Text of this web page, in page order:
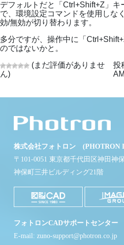
デフォルトだと「Ctrl+Shift+Z」
で、環境設定コマンドを使用しな
効/無効が切り替わります。
多分ですが、操作中に「
のではないかと。
(まだ評価がありませ
ん)
投
AM
株式会社フォトロン (PHOTRON
〒101-0051 東京都千代田区神田神
神保町三井ビルディング21階
フォトロンCADサポートセンター
E-mail: zuno-support@photron.co.jp